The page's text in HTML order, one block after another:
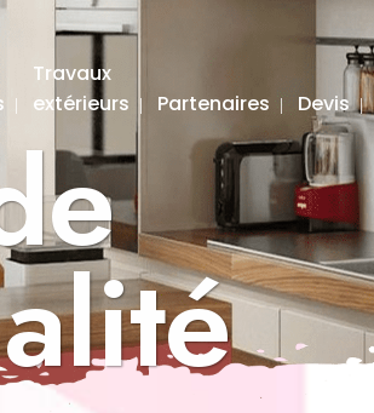
Travaux
extérieurs
Partenaires Devis